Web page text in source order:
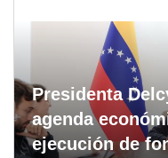
Presidenta
agenda
ejecución de